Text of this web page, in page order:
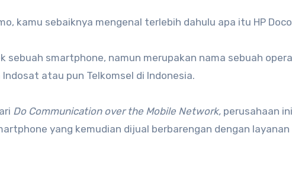
kamu sebaiknya mengenal terlebih dahulu apa itu HP
sebuah smartphone, namun merupakan nama sebuah
atau pun Telkomsel di Indonesia.
Do Communication over the Mobile Network, perusahaan ini
yang kemudian dijual berbarengan dengan layanan